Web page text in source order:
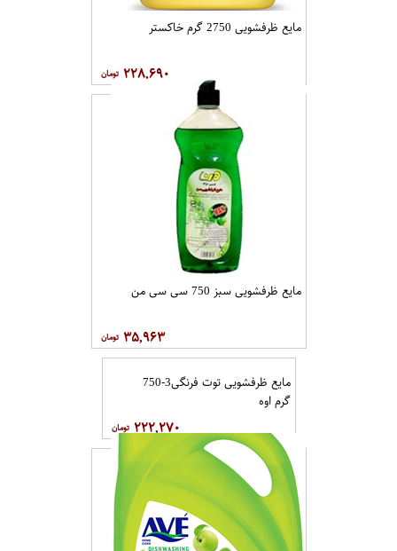
مایع ظرفشویی 2750 گرم خاکستر
۲۲۸,۶۹۰
مایع ظرفشویی سبز 750 سی سی من
۳۵,۹۶۳
مایع ظرفشویی توت فرنگی3-750
گرم اوه
۲۲۲,۲۷۰